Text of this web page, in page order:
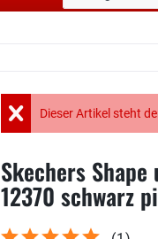
Dieser Artikel steht
Skechers
12370 schwarz